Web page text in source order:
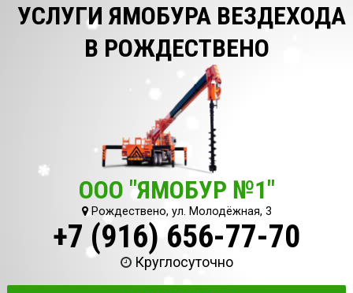
УСЛУГИ ЯМОБУРА ВЕЗДЕХОДА
В РОЖДЕСТВЕНО
ООО "ЯМОБУР №1"
Рождествено, ул. Молодёжная, 3
+7 (916) 656-77-70
Круглосуточно